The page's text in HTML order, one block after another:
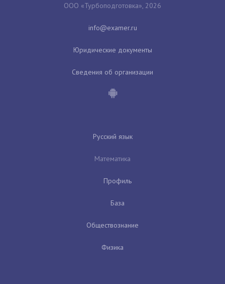
ООО «Турбоподготовка», 2026
Юридические документы
Сведения об организации
Русский язык
Математика
Профиль
База
Обществознание
Физика